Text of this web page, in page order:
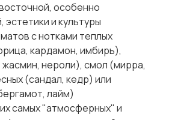
особенно
эстетики и культуры
с нотками теплых
кардамон, имбирь),
нероли), смол (мирра,
(сандал, кедр) или
лайм)
самых "атмосферных" и